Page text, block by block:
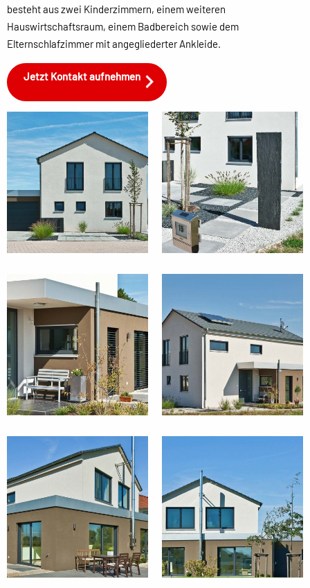
besteht aus zwei Kinderzimmern, einem weiteren
Hauswirtschaftsraum, einem Badbereich sowie dem
Elternschlafzimmer mit angegliederter Ankleide.
Jetzt Kontakt aufnehmen